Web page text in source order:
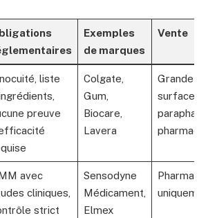
Exemples
de marques
Vente
liste
preuve
Colgate,
Gum,
Biocare,
Lavera
Grande
surface,
pharmacie
avec
cliniques,
strict
Sensodyne
Médicament,
Elmex
Pharmacie